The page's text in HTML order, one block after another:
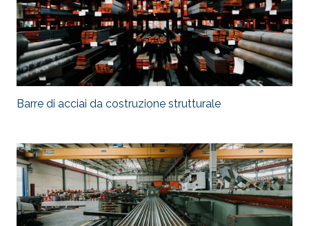
Barre di acciai da costruzione strutturale